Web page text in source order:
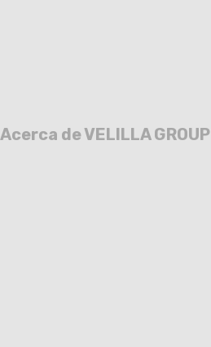
Acerca de VELILLA GROUP